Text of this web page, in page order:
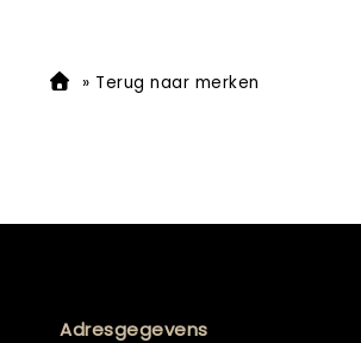
» Terug naar merken
Adresgegevens